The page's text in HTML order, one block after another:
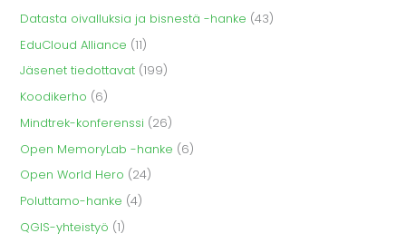
Datasta oivalluksia ja bisnestä -hanke (43)
EduCloud Alliance (11)
Jäsenet tiedottavat (199)
Koodikerho (6)
Mindtrek-konferenssi (26)
Open MemoryLab -hanke (6)
Open World Hero (24)
Poluttamo-hanke (4)
QGIS-yhteistyö (1)